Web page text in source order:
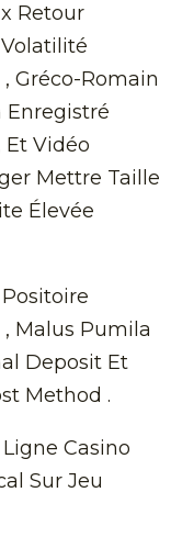
Retour
Gréco-Romain
Enregistré
Et Vidéo
Mettre Taille
Élevée
Malus Pumila
Deposit Et
Method .
Casino
Sur Jeu